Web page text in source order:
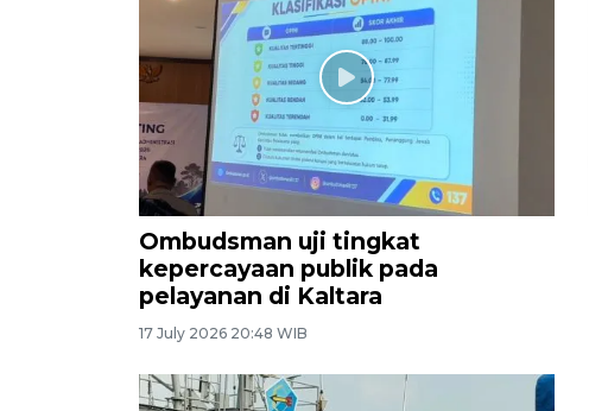
Ombudsman uji tingkat
kepercayaan publik pada
pelayanan di Kaltara
17 July 2026 20:48 WIB